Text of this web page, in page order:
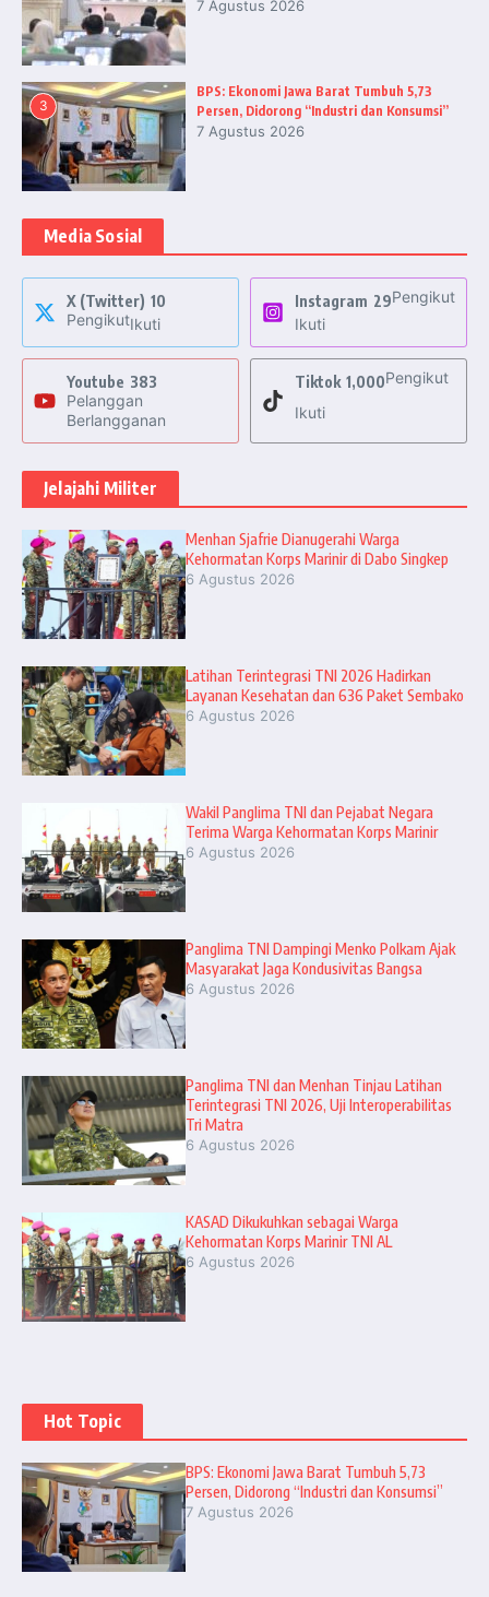
7 Agustus 2026
3
BPS: Ekonomi Jawa Barat Tumbuh 5,73
Persen, Didorong “Industri dan Konsumsi”
7 Agustus 2026
Media Sosial
X (Twitter) 10
PengikutIkuti
Instagram 29Pengikut
Ikuti
Youtube 383
Pelanggan
Berlangganan
Tiktok 1,000Pengikut
Ikuti
Jelajahi Militer
Menhan Sjafrie Dianugerahi Warga
Kehormatan Korps Marinir di Dabo Singkep
6 Agustus 2026
Latihan Terintegrasi TNI 2026 Hadirkan
Layanan Kesehatan dan 636 Paket Sembako
6 Agustus 2026
Wakil Panglima TNI dan Pejabat Negara
Terima Warga Kehormatan Korps Marinir
6 Agustus 2026
Panglima TNI Dampingi Menko Polkam Ajak
Masyarakat Jaga Kondusivitas Bangsa
6 Agustus 2026
Panglima TNI dan Menhan Tinjau Latihan
Terintegrasi TNI 2026, Uji Interoperabilitas
Tri Matra
6 Agustus 2026
KASAD Dikukuhkan sebagai Warga
Kehormatan Korps Marinir TNI AL
6 Agustus 2026
Hot Topic
BPS: Ekonomi Jawa Barat Tumbuh 5,73
Persen, Didorong “Industri dan Konsumsi”
7 Agustus 2026